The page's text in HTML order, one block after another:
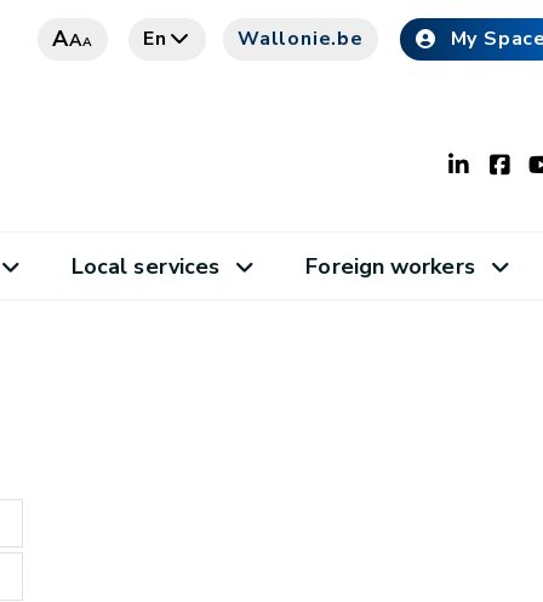
AAA En Wallonie.be My
Local services Foreign workers